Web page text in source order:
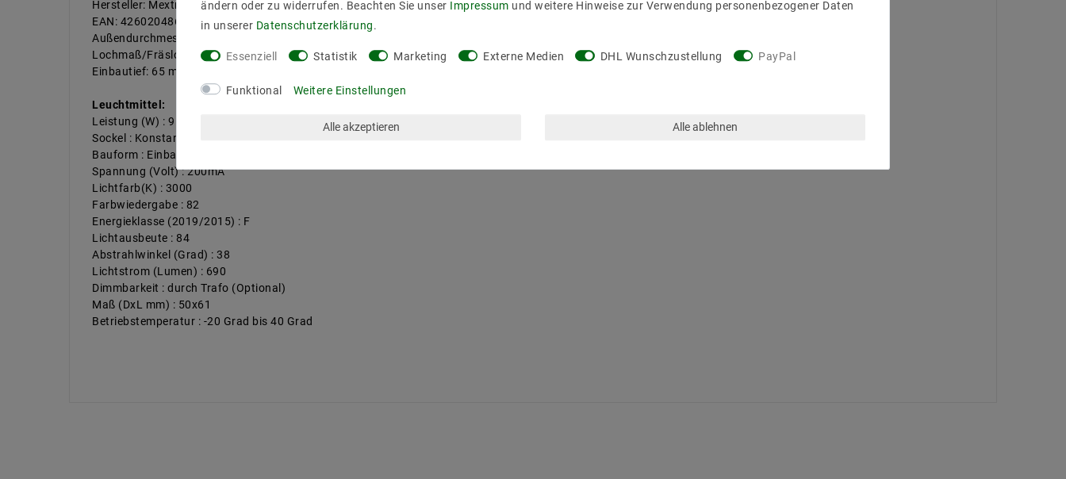
Hersteller: Mextronic
EAN: 4260204862569
Außendurchmesser: 83 mm
Lochmaß/Fräsloch: 68 mm
Einbautief: 65 mm
Leuchtmittel:
Leistung (W) : 9
Sockel : Konstant Strom
Bauform : Einbau Module
Spannung (Volt) : 200mA
Lichtfarb(K) : 3000
Farbwiedergabe : 82
Energieklasse (2019/2015) : F
Lichtausbeute : 84
Abstrahlwinkel (Grad) : 38
Lichtstrom (Lumen) : 690
Dimmbarkeit : durch Trafo (Optional)
Maß (DxL mm) : 50x61
Betriebstemperatur : -20 Grad bis 40 Grad
ändern oder zu widerrufen. Beachten Sie unser Impressum und weitere Hinweise zur Verwendung personenbezogener Daten
in unserer Daten­schutz­erklärung.
Essenziell Statistik Marketing Externe Medien DHL Wunschzustellung PayPal
Funktional Weitere Einstellungen
Alle akzeptieren Alle ablehnen